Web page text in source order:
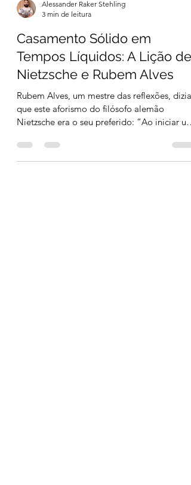
Alessander Raker Stehling
3 min de leitura
Casamento Sólido em
Nietzsche e Rubem Alves
Rubem Alves, um mestre das reflexões, dizia
Nietzsche era o seu preferido: “Ao iniciar um
casamento,...